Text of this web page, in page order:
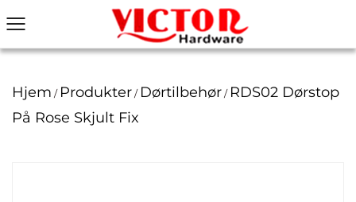
Hjem / Produkter / Dørtilbehør / RDS02 Dørstop
På Rose Skjult Fix